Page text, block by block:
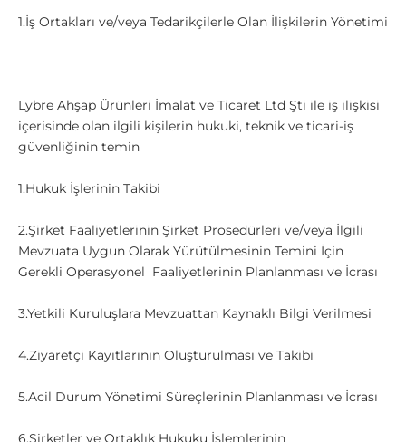
1.İş Ortakları ve/veya Tedarikçilerle Olan İlişkilerin Yönetimi
Lybre Ahşap Ürünleri İmalat ve Ticaret Ltd Şti ile iş ilişkisi
içerisinde olan ilgili kişilerin hukuki, teknik ve ticari-iş
güvenliğinin temin
1.Hukuk İşlerinin Takibi
2.Şirket Faaliyetlerinin Şirket Prosedürleri ve/veya İlgili
Mevzuata Uygun Olarak Yürütülmesinin Temini İçin
Gerekli Operasyonel Faaliyetlerinin Planlanması ve İcrası
3.Yetkili Kuruluşlara Mevzuattan Kaynaklı Bilgi Verilmesi
4.Ziyaretçi Kayıtlarının Oluşturulması ve Takibi
5.Acil Durum Yönetimi Süreçlerinin Planlanması ve İcrası
6.Şirketler ve Ortaklık Hukuku İşlemlerinin